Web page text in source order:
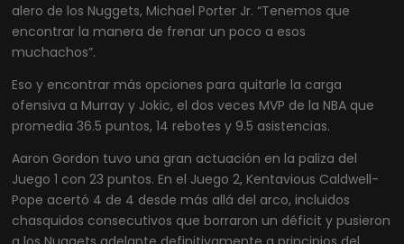
alero de los Nuggets, Michael Porter Jr. “Tenemos que
encontrar la manera de frenar un poco a esos
muchachos”.
Eso y encontrar más opciones para quitarle la carga
ofensiva a Murray y Jokic, el dos veces MVP de la NBA que
promedia 36.5 puntos, 14 rebotes y 9.5 asistencias.
Aaron Gordon tuvo una gran actuación en la paliza del
Juego 1 con 23 puntos. En el Juego 2, Kentavious Caldwell-
Pope acertó 4 de 4 desde más allá del arco, incluidos
chasquidos consecutivos que borraron un déficit y pusieron